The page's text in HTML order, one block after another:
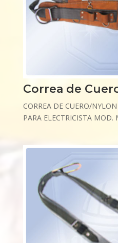
Correa de
CORREA DE CUERO/
PARA ELECTRICISTA MOD.